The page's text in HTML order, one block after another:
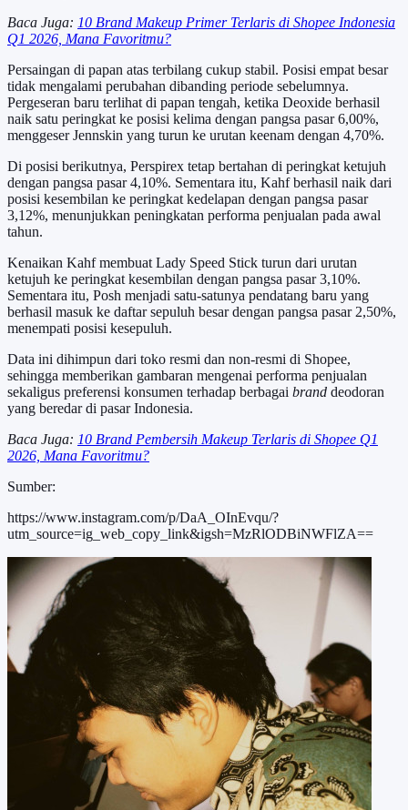
Baca Juga: 10 Brand Makeup Primer Terlaris di Shopee Indonesia
Q1 2026, Mana Favoritmu?
Persaingan di papan atas terbilang cukup stabil. Posisi empat besar
tidak mengalami perubahan dibanding periode sebelumnya.
Pergeseran baru terlihat di papan tengah, ketika Deoxide berhasil
naik satu peringkat ke posisi kelima dengan pangsa pasar 6,00%,
menggeser Jennskin yang turun ke urutan keenam dengan 4,70%.
Di posisi berikutnya, Perspirex tetap bertahan di peringkat ketujuh
dengan pangsa pasar 4,10%. Sementara itu, Kahf berhasil naik dari
posisi kesembilan ke peringkat kedelapan dengan pangsa pasar
3,12%, menunjukkan peningkatan performa penjualan pada awal
tahun.
Kenaikan Kahf membuat Lady Speed Stick turun dari urutan
ketujuh ke peringkat kesembilan dengan pangsa pasar 3,10%.
Sementara itu, Posh menjadi satu-satunya pendatang baru yang
berhasil masuk ke daftar sepuluh besar dengan pangsa pasar 2,50%,
menempati posisi kesepuluh.
Data ini dihimpun dari toko resmi dan non-resmi di Shopee,
sehingga memberikan gambaran mengenai performa penjualan
sekaligus preferensi konsumen terhadap berbagai brand deodoran
yang beredar di pasar Indonesia.
Baca Juga: 10 Brand Pembersih Makeup Terlaris di Shopee Q1
2026, Mana Favoritmu?
Sumber:
https://www.instagram.com/p/DaA_OInEvqu/?
utm_source=ig_web_copy_link&igsh=MzRlODBiNWFlZA==